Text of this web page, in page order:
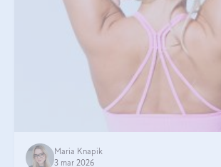
Maria Knapik
3 mar 2026